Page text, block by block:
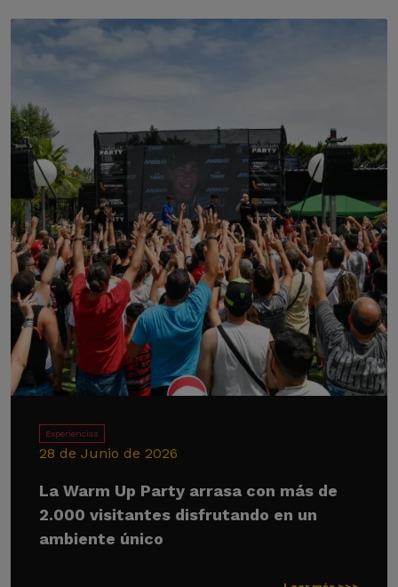
Experiencias
28 de Junio de 2026
La Warm Up Party arrasa con más de
2.000 visitantes disfrutando en un
ambiente único